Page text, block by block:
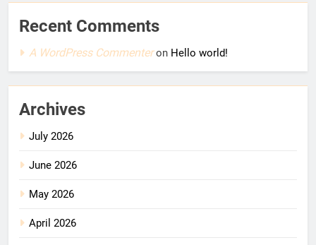
Recent Comments
A WordPress Commenteron Hello world!
Archives
July 2026
June 2026
May 2026
April 2026